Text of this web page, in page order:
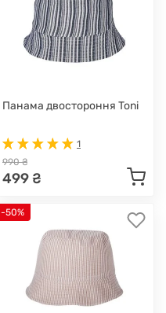
Панама двостороння Toni
1
990 ₴
499 ₴
-50%